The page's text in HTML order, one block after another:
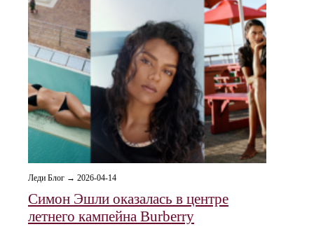
Леди Блог → 2026-04-14
Симон Эшли оказалась в центре
летнего кампейна Burberry